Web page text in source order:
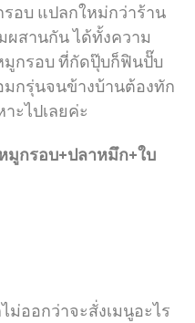
อบ แปลกใหม่กว่าร้าน
ผสานกัน ได้ทั้งความ
กรอบ ที่กัดปุ๊บก็ฟินปั๊บ
กรุ่นจนข้างบ้านต้องทัก
ะไปเลยค่ะ
มูกรอบ+ปลาหมึก+ใบ
ออกว่าจะสั่งเมนูอะไร